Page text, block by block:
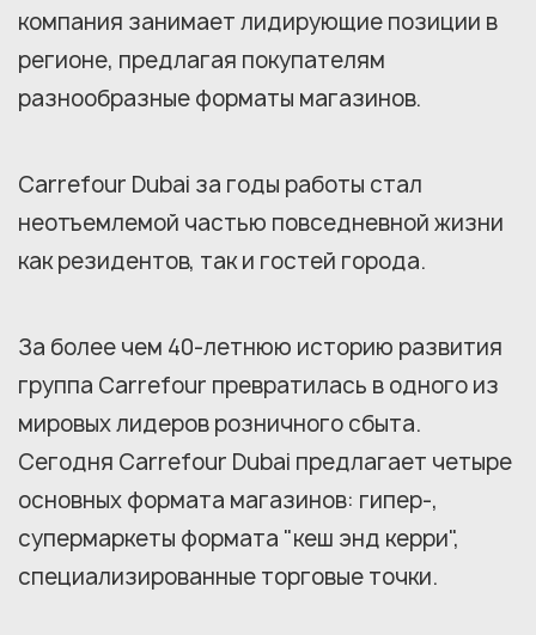
компания занимает лидирующие позиции в
регионе, предлагая покупателям
разнообразные форматы магазинов.
Carrefour Dubai за годы работы стал
неотъемлемой частью повседневной жизни
как резидентов, так и гостей города.
За более чем 40-летнюю историю развития
группа Carrefour превратилась в одного из
мировых лидеров розничного сбыта.
Сегодня Carrefour Dubai предлагает четыре
основных формата магазинов: гипер-,
супермаркеты формата "кеш энд керри",
специализированные торговые точки.